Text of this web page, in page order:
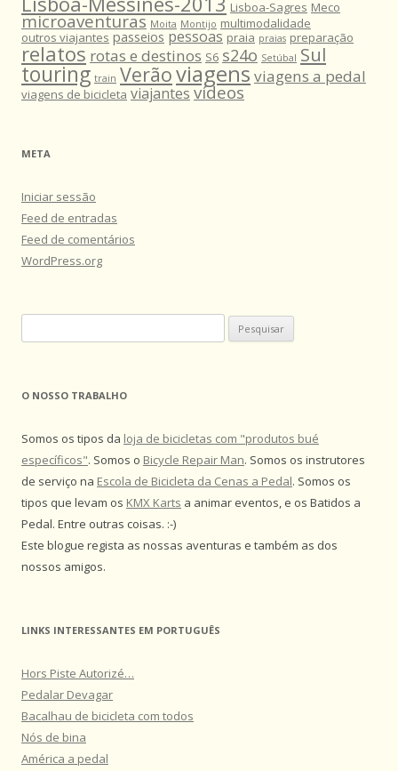
Lisboa-Sagres Meco
microaventuras Moita Montijo multimodalidade
outros viajantes passeios pessoas praia praias preparação
relatos rotas e destinos S6 s24o Setúbal Sul
touring train Verãoviagens viagens a pedal
viagens de bicicleta viajantes vídeos
META
Iniciar sessão
Feed de entradas
Feed de comentários
WordPress.org
por:
O NOSSO TRABALHO
Somos os tipos da loja de bicicletas com "produtos bué
específicos". Somos o Bicycle Repair Man. Somos os instrutores
de serviço na Escola de Bicicleta da Cenas a Pedal. Somos os
tipos que levam os KMX Karts a animar eventos, e os Batidos a
Pedal. Entre outras coisas. :-)
Este blogue regista as nossas aventuras e também as dos
nossos amigos.
LINKS INTERESSANTES EM PORTUGUÊS
Hors Piste Autorizé…
Pedalar Devagar
Bacalhau de bicicleta com todos
Nós de bina
América a pedal